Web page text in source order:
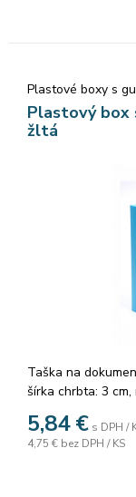
Plastové boxy s
Plastový box
žltá
Taška na
šírka chrbta: 3
5,84 € s DPH /
4,75 € bez DPH / KS